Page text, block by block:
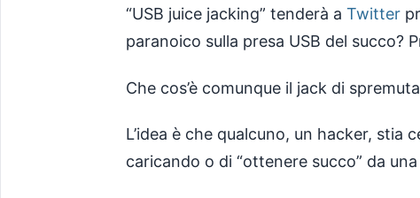
“USB juice jacking” tenderà a Twitter
paranoico sulla presa USB del succo?
Che cos’è comunque il jack di
L’idea è che qualcuno, un hacker,
caricando o di “ottenere succo” da